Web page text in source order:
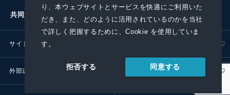
り、本ウェブサイトとサービスを快適にご利用いた
だき、また、どのように活用されているのかを当社
で詳しく把握するために、Cookie を使用していま
す。
拒否する 同意する
共同通信社グループ
サイトポリシー
外部送信ポリシー プレスリリース取扱基準